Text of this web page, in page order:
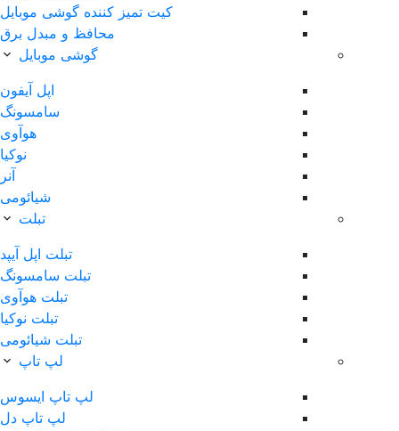
کیت تمیز کننده گوشی موبایل
محافظ و مبدل برق
گوشی موبایل
اپل آیفون
سامسونگ
هوآوی
نوکیا
آنر
شیائومی
تبلت
تبلت اپل آیپد
تبلت سامسونگ
تبلت هوآوی
تبلت نوکیا
تبلت شیائومی
لپ تاپ
لپ‌ تاپ ایسوس
لپ تاپ دل